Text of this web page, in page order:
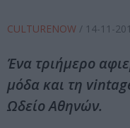
CULTURENOW / 14-11-
Ένα τριήμερο
μόδα και τη
Ωδείο Αθηνών.